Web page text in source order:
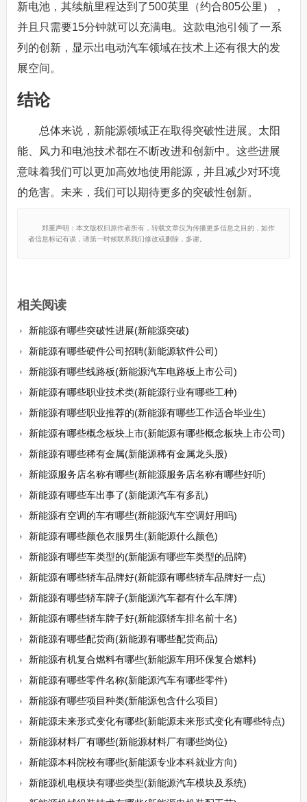
新电池，其续航里程达到了500英里（约合805公里），
并且只需要15分钟就可以充满电。这款电池引领了一系
列的创新，显示出电动汽车领域在技术上还有很大的发
展空间。
结论
总体来说，新能源领域正在取得突破性进展。太阳
能、风力和电池技术都在不断改进和创新中。这些进展
意味着我们可以更加高效地使用能源，并且减少对环境
的危害。未来，我们可以期待更多的突破性创新。
郑重声明：本文版权归原作者所有，转载文章仅为传播更多信息之目的，如作
者信息标记有误，请第一时候联系我们修改或删除，多谢。
相关阅读
新能源有哪些突破性进展(新能源突破)
新能源有哪些硬件公司招聘(新能源软件公司)
新能源有哪些线路板(新能源汽车电路板上市公司)
新能源有哪些职业技术类(新能源行业有哪些工种)
新能源有哪些职业推荐的(新能源有哪些工作适合毕业生)
新能源有哪些概念板块上市(新能源有哪些概念板块上市公司)
新能源有哪些稀有金属(新能源稀有金属龙头股)
新能源服务店名称有哪些(新能源服务店名称有哪些好听)
新能源有哪些车出事了(新能源汽车有多乱)
新能源有空调的车有哪些(新能源汽车空调好用吗)
新能源有哪些颜色衣服男生(新能源什么颜色)
新能源有哪些车类型的(新能源有哪些车类型的品牌)
新能源有哪些轿车品牌好(新能源有哪些轿车品牌好一点)
新能源有哪些轿车牌子(新能源汽车都有什么车牌)
新能源有哪些轿车牌子好(新能源轿车排名前十名)
新能源有哪些配货商(新能源有哪些配货商品)
新能源有机复合燃料有哪些(新能源车用环保复合燃料)
新能源有哪些零件名称(新能源汽车有哪些零件)
新能源有哪些项目种类(新能源包含什么项目)
新能源未来形式变化有哪些(新能源未来形式变化有哪些特点)
新能源材料厂有哪些(新能源材料厂有哪些岗位)
新能源本科院校有哪些(新能源专业本科就业方向)
新能源机电模块有哪些类型(新能源汽车模块及系统)